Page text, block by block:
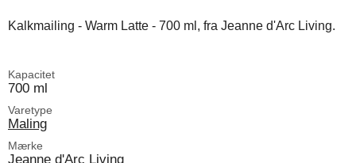
Kalkmailing - Warm Latte - 700 ml, fra Jeanne d'Arc Living.
Kapacitet
700 ml
Varetype
Maling
Mærke
Jeanne d'Arc Living